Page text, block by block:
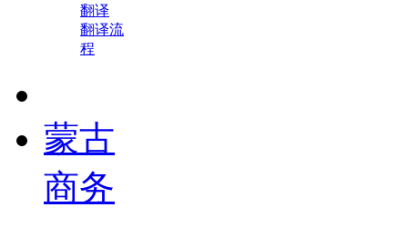
翻译
翻译流
程
蒙古
商务